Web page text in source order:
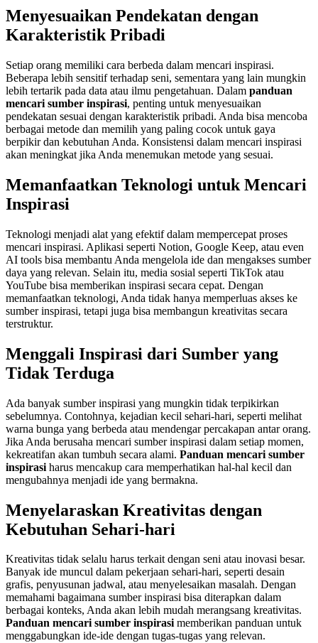
Menyesuaikan Pendekatan dengan
Karakteristik Pribadi
Setiap orang memiliki cara berbeda dalam mencari inspirasi.
Beberapa lebih sensitif terhadap seni, sementara yang lain mungkin
lebih tertarik pada data atau ilmu pengetahuan. Dalam panduan
mencari sumber inspirasi, penting untuk menyesuaikan
pendekatan sesuai dengan karakteristik pribadi. Anda bisa mencoba
berbagai metode dan memilih yang paling cocok untuk gaya
berpikir dan kebutuhan Anda. Konsistensi dalam mencari inspirasi
akan meningkat jika Anda menemukan metode yang sesuai.
Memanfaatkan Teknologi untuk Mencari
Inspirasi
Teknologi menjadi alat yang efektif dalam mempercepat proses
mencari inspirasi. Aplikasi seperti Notion, Google Keep, atau even
AI tools bisa membantu Anda mengelola ide dan mengakses sumber
daya yang relevan. Selain itu, media sosial seperti TikTok atau
YouTube bisa memberikan inspirasi secara cepat. Dengan
memanfaatkan teknologi, Anda tidak hanya memperluas akses ke
sumber inspirasi, tetapi juga bisa membangun kreativitas secara
terstruktur.
Menggali Inspirasi dari Sumber yang
Tidak Terduga
Ada banyak sumber inspirasi yang mungkin tidak terpikirkan
sebelumnya. Contohnya, kejadian kecil sehari-hari, seperti melihat
warna bunga yang berbeda atau mendengar percakapan antar orang.
Jika Anda berusaha mencari sumber inspirasi dalam setiap momen,
kekreatifan akan tumbuh secara alami. Panduan mencari sumber
inspirasi harus mencakup cara memperhatikan hal-hal kecil dan
mengubahnya menjadi ide yang bermakna.
Menyelaraskan Kreativitas dengan
Kebutuhan Sehari-hari
Kreativitas tidak selalu harus terkait dengan seni atau inovasi besar.
Banyak ide muncul dalam pekerjaan sehari-hari, seperti desain
grafis, penyusunan jadwal, atau menyelesaikan masalah. Dengan
memahami bagaimana sumber inspirasi bisa diterapkan dalam
berbagai konteks, Anda akan lebih mudah merangsang kreativitas.
Panduan mencari sumber inspirasimemberikan panduan untuk
menggabungkan ide-ide dengan tugas-tugas yang relevan.